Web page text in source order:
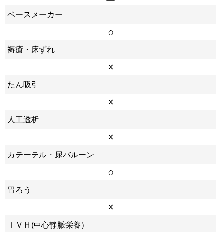
ペースメーカー
○
褥瘡・床ずれ
×
たん吸引
×
人工透析
×
カテーテル・尿バルーン
○
胃ろう
×
ＩＶＨ(中心静脈栄養）